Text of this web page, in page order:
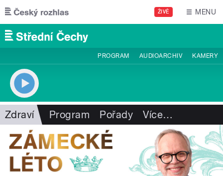
Přejít k hlavnímu obsahu
ŽIVĚ MENU
PROGRAM AUDIOARCHIV KAMERY
Zdraví Program Pořady Více…